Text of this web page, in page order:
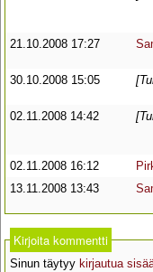
21.10.2008 17:27
30.10.2008 15:05
02.11.2008 14:42
02.11.2008 16:12
13.11.2008 13:43
Kirjoita kommentti
Sinun täytyy kirjautua